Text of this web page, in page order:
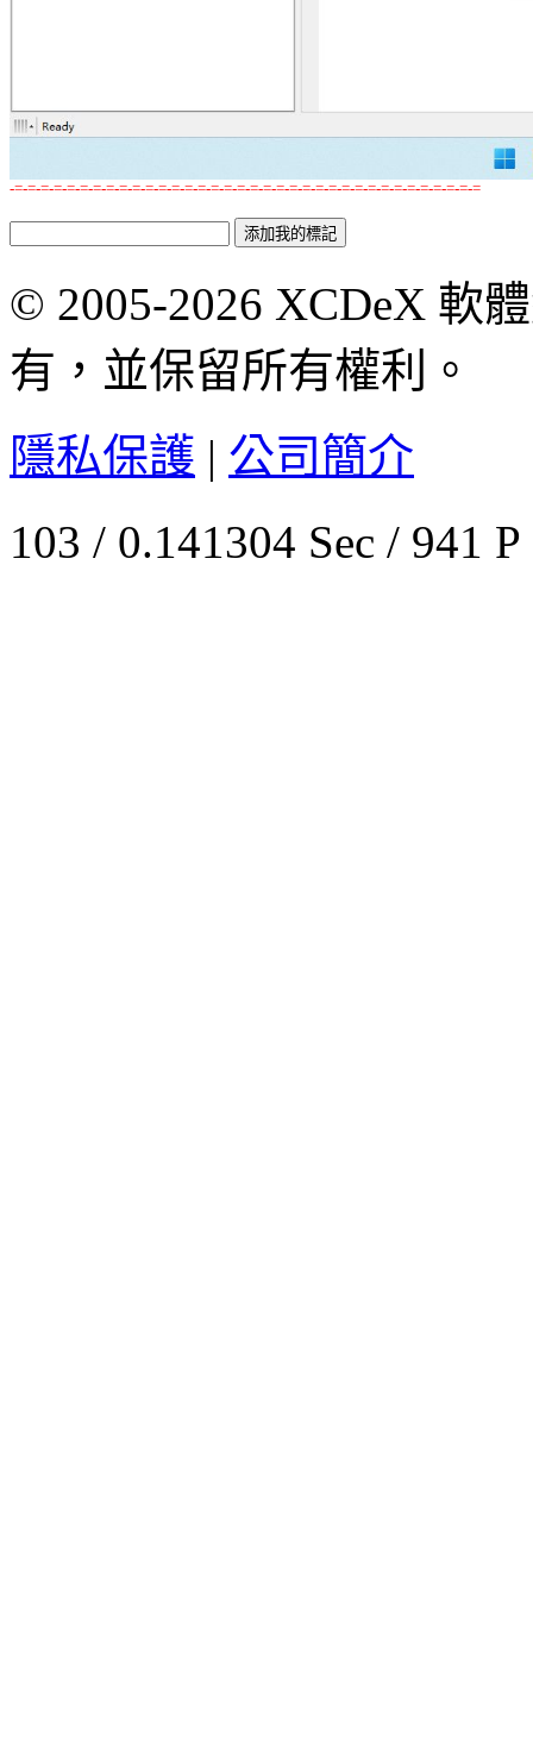
-=-=-=-=-=-=-=-=-=-=-=-=-=-=-=-=-=-=-=-=-=-=-=-=-=-=-=-=-=-=-=-=-=-=-=-=
© 2005-2026 XCDeX 軟
有，並保留所有權利。
隱私保護 | 公司簡介
103 / 0.141304 Sec / 941